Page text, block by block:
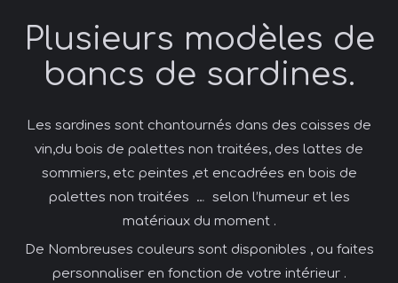
Plusieurs modèles de
bancs de sardines.
Les sardines sont chantournés dans des caisses de
vin,du bois de palettes non traitées, des lattes de
sommiers, etc peintes ,et encadrées en bois de
palettes non traitées … selon l’humeur et les
matériaux du moment .
De Nombreuses couleurs sont disponibles , ou faites
personnaliser en fonction de votre intérieur .